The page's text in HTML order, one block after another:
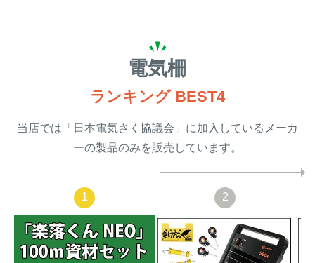
電気柵
ランキング BEST4
当店では「日本電気さく協議会」に加入しているメーカ
ーの製品のみを販売しています。
1 2